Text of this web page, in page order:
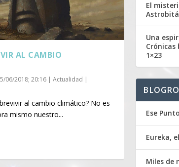
AL CAMBIO
5/06/2018; 20:16| Actualidad |
al cambio climático? No es
mismo nuestro...
El
Una
Crónicas
1×23
Ese
Eureka,
Miles de